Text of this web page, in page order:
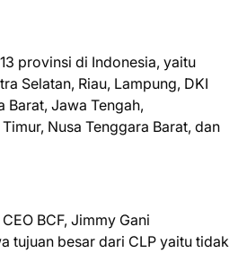
provinsi di Indonesia, yaitu
Selatan, Riau, Lampung, DKI
Barat, Jawa Tengah,
Nusa Tenggara Barat, dan
BCF, Jimmy Gani
tujuan besar dari CLP yaitu tidak